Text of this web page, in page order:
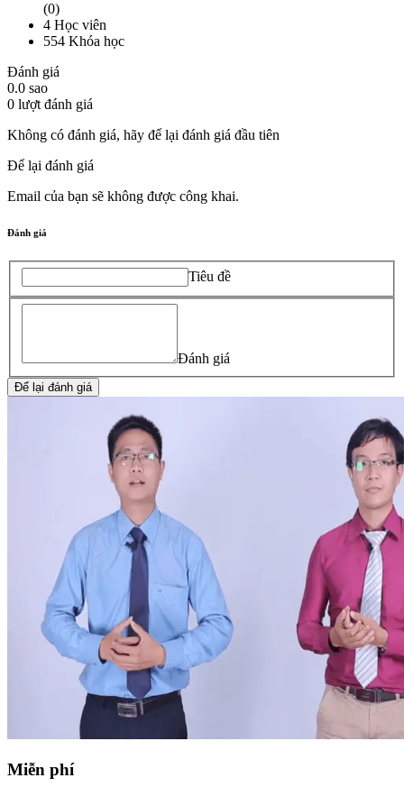
(0)
4 Học viên
554 Khóa học
Đánh giá
0.0 sao
0 lượt đánh giá
Không có đánh giá, hãy để lại đánh giá đầu tiên
Để lại đánh giá
Email của bạn sẽ không được công khai.
Đánh giá
Tiêu đề
Đánh giá
Để lại đánh giá
Miễn phí